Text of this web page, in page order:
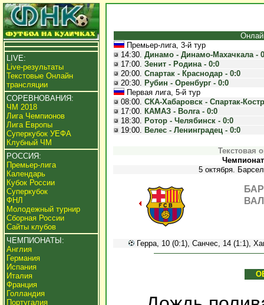
LIVE:
Live-результаты
Текстовые Онлайн
трансляции
СОРЕВНОВАНИЯ:
ЧМ 2018
Лига Чемпионов
Лига Европы
Суперкубок УЕФА
Клубный ЧМ
РОССИЯ:
Премьер-лига
Календарь
Кубок России
Суперкубок
ФНЛ
Молодежный турнир
Сборная России
Сайты клубов
ЧЕМПИОНАТЫ:
Англия
Германия
Испания
Италия
Франция
Голландия
Португалия
Премьер-лига, 3-й тур
14:30. Динамо - Динамо-Махачкала -
17:00. Зенит - Родина - 0:0
20:00. Спартак - Краснодар - 0:0
20:30. Рубин - Оренбург - 0:0
Первая лига, 5-й тур
08:00. СКА-Хабаровск - Спартак-
17:00. КАМАЗ - Волга - 0:0
18:30. Ротор - Челябинск - 0:0
19:00. Велес - Ленинградец - 0:0
Текстовая
5 октября.
Герра, 10 (0:1), Санчес, 14 (1:1),